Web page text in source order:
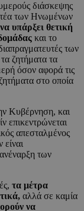
διάσκεψης
των Ηνωμένων
υπάρξει θετική
και το
των
ζητήματα τα
όσον αφορά τις
ζητήματα στο οποία
Κυβέρνηση, και
επικεντρώνεται
απεσταλμένος
των
τα μέτρα
αλλά σε καμία
να